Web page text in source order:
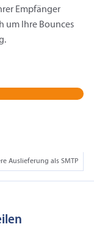
Empfänger
um Ihre Bounces
Auslieferung als SMTP